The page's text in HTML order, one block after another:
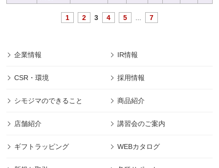
1 2 3 4 5 7
企業情報 IR情報
CSR・環境 採用情報
シモジマのできること 商品紹介
店舗紹介 講習会のご案内
ギフトラッピング WEBカタログ